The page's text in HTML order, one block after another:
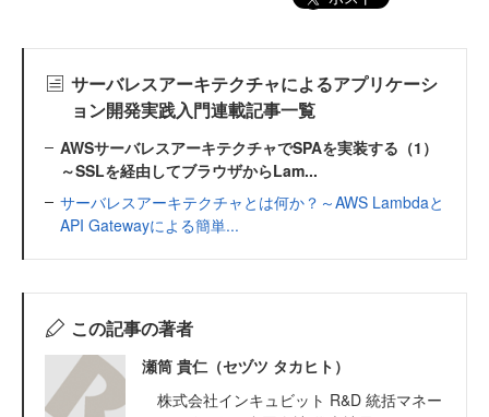
サーバレスアーキテクチャによるアプリケーシ
ョン開発実践入門連載記事一覧
AWSサーバレスアーキテクチャでSPAを実装する（1）
～SSLを経由してブラウザからLam...
サーバレスアーキテクチャとは何か？～AWS Lambdaと
API Gatewayによる簡単...
この記事の著者
瀬筒 貴仁（セヅツ タカヒト）
株式会社インキュビット R&D 統括マネー